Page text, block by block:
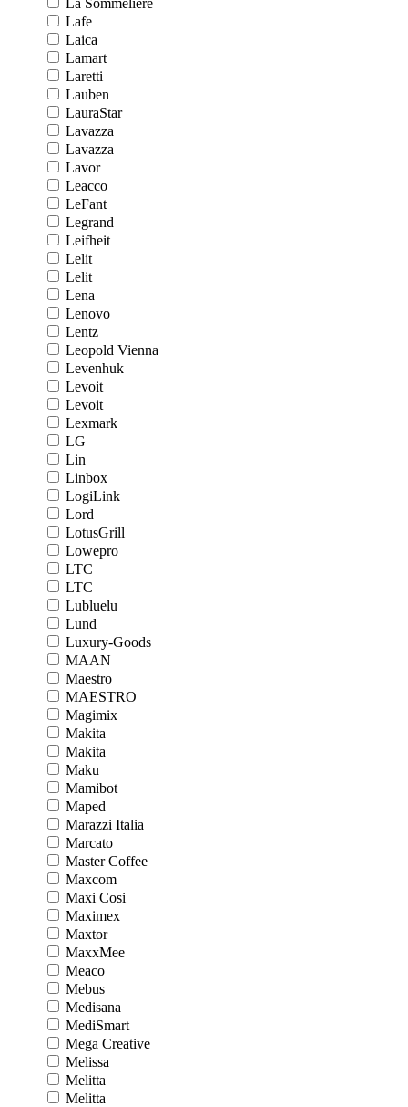
La Sommeliere
Lafe
Laica
Lamart
Laretti
Lauben
LauraStar
Lavazza
Lavazza
Lavor
Leacco
LeFant
Legrand
Leifheit
Lelit
Lelit
Lena
Lenovo
Lentz
Leopold Vienna
Levenhuk
Levoit
Levoit
Lexmark
LG
Lin
Linbox
LogiLink
Lord
LotusGrill
Lowepro
LTC
LTC
Lubluelu
Lund
Luxury-Goods
MAAN
Maestro
MAESTRO
Magimix
Makita
Makita
Maku
Mamibot
Maped
Marazzi Italia
Marcato
Master Coffee
Maxcom
Maxi Cosi
Maximex
Maxtor
MaxxMee
Meaco
Mebus
Medisana
MediSmart
Mega Creative
Melissa
Melitta
Melitta